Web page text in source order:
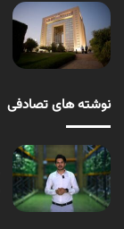
نوشته های تصادفی